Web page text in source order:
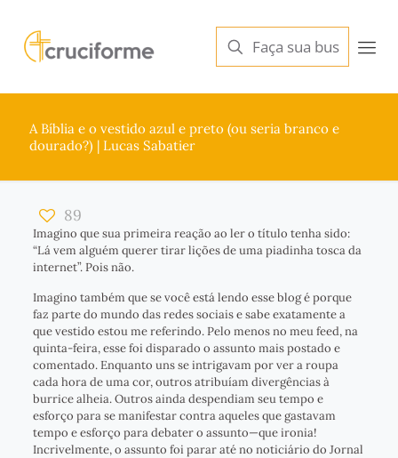
A Bíblia e o vestido azul e preto (ou seria branco e
dourado?) | Lucas Sabatier
89
Imagino que sua primeira reação ao ler o título tenha sido:
“Lá vem alguém querer tirar lições de uma piadinha tosca da
internet”. Pois não.
Imagino também que se você está lendo esse blog é porque
faz parte do mundo das redes sociais e sabe exatamente a
que vestido estou me referindo. Pelo menos no meu feed, na
quinta-feira, esse foi disparado o assunto mais postado e
comentado. Enquanto uns se intrigavam por ver a roupa
cada hora de uma cor, outros atribuíam divergências à
burrice alheia. Outros ainda despendiam seu tempo e
esforço para se manifestar contra aqueles que gastavam
tempo e esforço para debater o assunto—que ironia!
Incrivelmente, o assunto foi parar até no noticiário do Jornal